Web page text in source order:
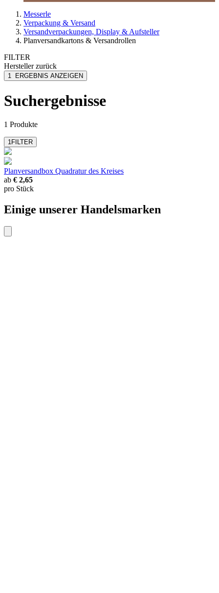
Messerle
Verpackung & Versand
Versandverpackungen, Display & Aufsteller
Planversandkartons & Versandrollen
FILTER
Herstellerzurück
ColomPac
1 ERGEBNIS ANZEIGEN
Suchergebnisse
1 Produkte
1FILTER
Planversandbox Quadratur des Kreises
ab € 2,65
pro Stück
Einige unserer Handelsmarken